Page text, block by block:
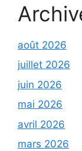
août 2026
juillet 2026
juin 2026
mai 2026
avril 2026
mars 2026